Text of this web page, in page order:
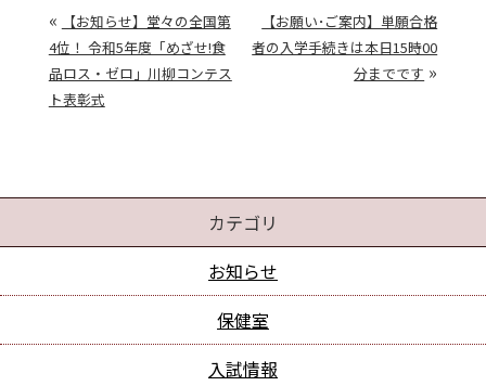
«
【お知らせ】堂々の全国第
4位！ 令和5年度「めざせ!食
品ロス・ゼロ」川柳コンテス
ト表彰式
【お願い･ご案内】単願合格
者の入学手続きは本日15時00
分までです »
カテゴリ
お知らせ
保健室
入試情報